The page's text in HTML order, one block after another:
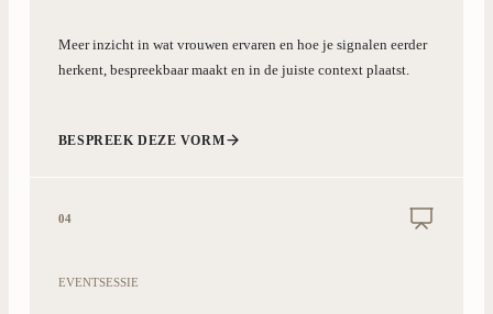
Meer inzicht in wat vrouwen ervaren en hoe je signalen eerder
herkent, bespreekbaar maakt en in de juiste context plaatst.
BESPREEK DEZE VORM
04
EVENTSESSIE